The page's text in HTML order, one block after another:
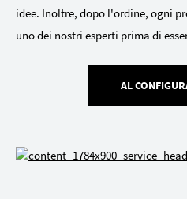
idee. Inoltre, dopo l'ordine, ogni
uno dei nostri esperti prima di
AL